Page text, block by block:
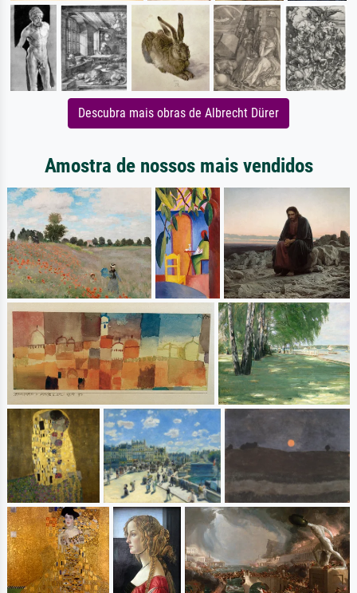
Descubra mais obras de Albrecht Dürer
Amostra de nossos mais vendidos